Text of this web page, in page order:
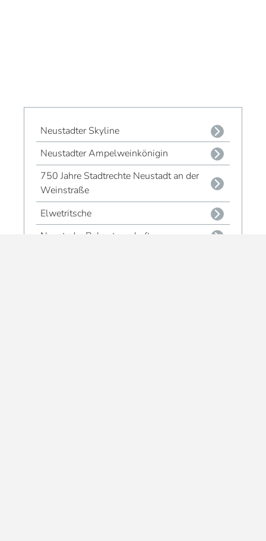
Neustadter Skyline
Neustadter Ampelweinkönigin
750 Jahre Stadtrechte Neustadt an der
Weinstraße
Elwetritsche
Neustader Rebpatenschaft